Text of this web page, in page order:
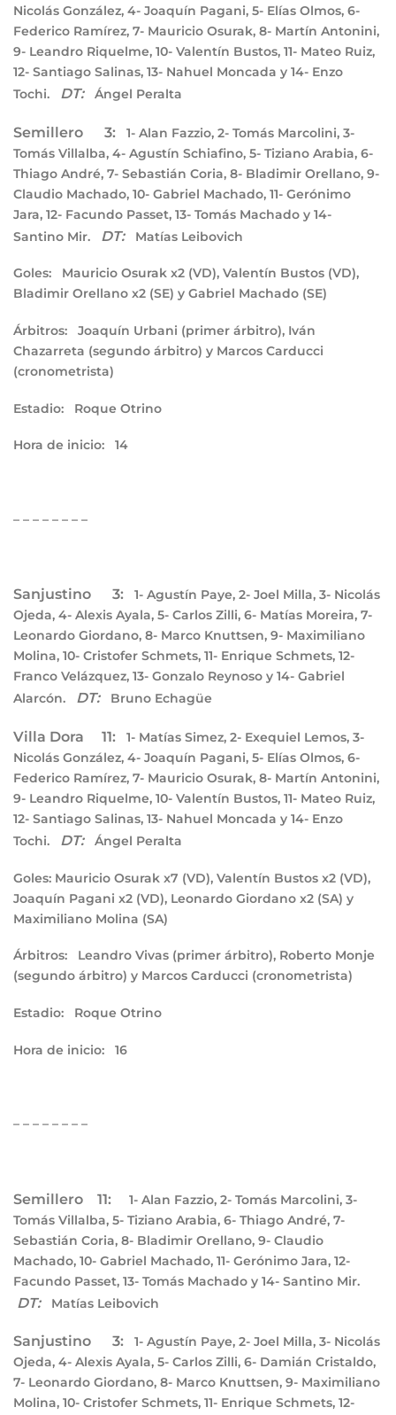
Nicolás González, 4- Joaquín Pagani, 5- Elías Olmos, 6-
Federico Ramírez, 7- Mauricio Osurak, 8- Martín Antonini,
9- Leandro Riquelme, 10- Valentín Bustos, 11- Mateo Ruiz,
12- Santiago Salinas, 13- Nahuel Moncada y 14- Enzo
Tochi. DT:Ángel Peralta
Semillero 3: 1- Alan Fazzio, 2- Tomás Marcolini, 3-
Tomás Villalba, 4- Agustín Schiafino, 5- Tiziano Arabia, 6-
Thiago André, 7- Sebastián Coria, 8- Bladimir Orellano, 9-
Claudio Machado, 10- Gabriel Machado, 11- Gerónimo
Jara, 12- Facundo Passet, 13- Tomás Machado y 14-
Santino Mir.
DT:Matías Leibovich
Goles: Mauricio Osurak x2 (VD), Valentín Bustos (VD),
Bladimir Orellano x2 (SE) y Gabriel Machado (SE)
Árbitros: Joaquín Urbani (primer árbitro), Iván
Chazarreta (segundo árbitro) y Marcos Carducci
(cronometrista)
Estadio: Roque Otrino
Hora de inicio: 14
– – – – – – – –
Sanjustino 3: 1- Agustín Paye, 2- Joel Milla, 3- Nicolás
Ojeda, 4- Alexis Ayala, 5- Carlos Zilli, 6- Matías Moreira, 7-
Leonardo Giordano, 8- Marco Knuttsen, 9- Maximiliano
Molina, 10- Cristofer Schmets, 11- Enrique Schmets, 12-
Franco Velázquez, 13- Gonzalo Reynoso y 14- Gabriel
Alarcón. DT:Bruno Echagüe
Villa Dora 11: 1- Matías Simez, 2- Exequiel Lemos, 3-
Nicolás González, 4- Joaquín Pagani, 5- Elías Olmos, 6-
Federico Ramírez, 7- Mauricio Osurak, 8- Martín Antonini,
9- Leandro Riquelme, 10- Valentín Bustos, 11- Mateo Ruiz,
12- Santiago Salinas, 13- Nahuel Moncada y 14- Enzo
Tochi. DT:Ángel Peralta
Goles: Mauricio Osurak x7 (VD), Valentín Bustos x2 (VD),
Joaquín Pagani x2 (VD), Leonardo Giordano x2 (SA) y
Maximiliano Molina (SA)
Árbitros: Leandro Vivas (primer árbitro), Roberto Monje
(segundo árbitro) y Marcos Carducci (cronometrista)
Estadio: Roque Otrino
Hora de inicio: 16
– – – – – – – –
Semillero 11: 1- Alan Fazzio, 2- Tomás Marcolini, 3-
Tomás Villalba, 5- Tiziano Arabia, 6- Thiago André, 7-
Sebastián Coria, 8- Bladimir Orellano, 9- Claudio
Machado, 10- Gabriel Machado, 11- Gerónimo Jara, 12-
Facundo Passet, 13- Tomás Machado y 14- Santino Mir.
DT:Matías Leibovich
Sanjustino 3: 1- Agustín Paye, 2- Joel Milla, 3- Nicolás
Ojeda, 4- Alexis Ayala, 5- Carlos Zilli, 6- Damián Cristaldo,
7- Leonardo Giordano, 8- Marco Knuttsen, 9- Maximiliano
Molina, 10- Cristofer Schmets, 11- Enrique Schmets, 12-